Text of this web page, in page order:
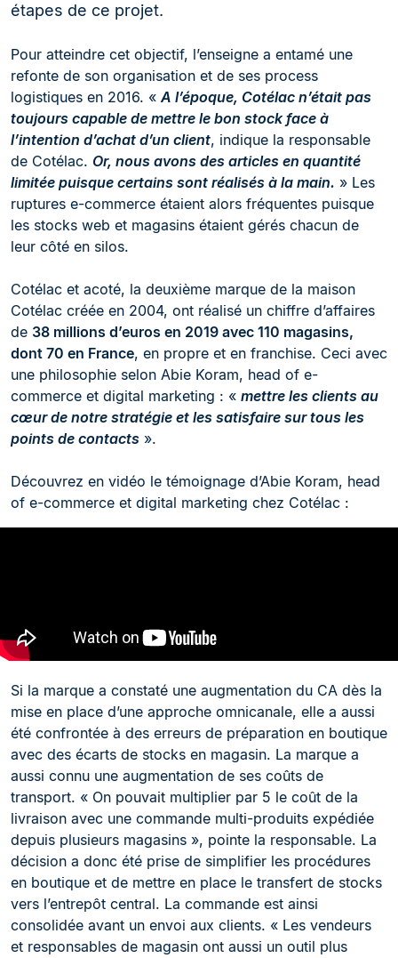
étapes de ce projet.
Pour atteindre cet objectif, l’enseigne a entamé une
refonte de son organisation et de ses process
logistiques en 2016. «A l’époque, Cotélac n’était pas
toujours capable de mettre le bon stock face à
l’intention d’achat d’un client, indique la responsable
de Cotélac. Or, nous avons des articles en quantité
limitée puisque certains sont réalisés à la main. » Les
ruptures e-commerce étaient alors fréquentes puisque
les stocks web et magasins étaient gérés chacun de
leur côté en silos.
Cotélac et acoté, la deuxième marque de la maison
Cotélac créée en 2004, ont réalisé un chiffre d’affaires
de 38 millions d’euros en 2019 avec 110 magasins,
dont 70 en France, en propre et en franchise. Ceci avec
une philosophie selon Abie Koram, head of e-
commerce et digital marketing : « mettre les clients au
cœur de notre stratégie et les satisfaire sur tous les
points de contacts ».
Découvrez en vidéo le témoignage d’Abie Koram, head
of e-commerce et digital marketing chez Cotélac :
Si la marque a constaté une augmentation du CA dès la
mise en place d’une approche omnicanale, elle a aussi
été confrontée à des erreurs de préparation en boutique
avec des écarts de stocks en magasin. La marque a
aussi connu une augmentation de ses coûts de
transport. « On pouvait multiplier par 5 le coût de la
livraison avec une commande multi-produits expédiée
depuis plusieurs magasins », pointe la responsable. La
décision a donc été prise de simplifier les procédures
en boutique et de mettre en place le transfert de stocks
vers l’entrepôt central. La commande est ainsi
consolidée avant un envoi aux clients. « Les vendeurs
et responsables de magasin ont aussi un outil plus